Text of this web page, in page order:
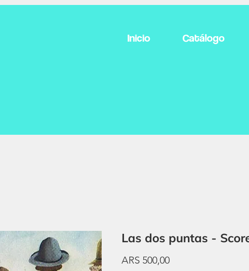
Inicio Catálogo
Las dos puntas -
ARS 500,00Price